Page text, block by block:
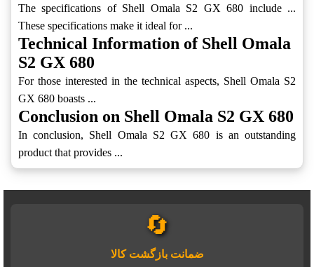
The specifications of Shell Omala S2 GX 680 include ...
These specifications make it ideal for ...
Technical Information of Shell Omala
S2 GX 680
For those interested in the technical aspects, Shell Omala S2
GX 680 boasts ...
Conclusion on Shell Omala S2 GX 680
In conclusion, Shell Omala S2 GX 680 is an outstanding
product that provides ...
🔄
ضمانت بازگشت کالا